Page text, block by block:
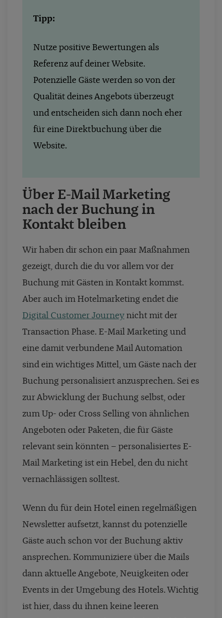
Tipp:
Nutze positive Bewertungen als
Referenz auf deiner Website.
Potenzielle Gäste werden so von der
Qualität deines Angebots überzeugt
und entscheiden sich dann noch eher
für eine Direktbuchung über die
Website.
Über E-Mail Marketing
nach der Buchung in
Kontakt bleiben
Wir haben dir schon ein paar Maßnahmen
gezeigt, durch die du vor allem vor der
Buchung mit Gästen in Kontakt kommst.
Aber auch im Hotelmarketing endet die
Digital Customer Journey nicht mit der
Transaction Phase. E-Mail Marketing und
eine damit verbundene Mail Automation
sind ein wichtiges Mittel, um Gäste nach der
Buchung personalisiert anzusprechen. Sei es
zur Abwicklung der Buchung selbst, oder
zum Up- oder Cross Selling von ähnlichen
Angeboten oder Paketen, die für Gäste
relevant sein könnten – personalisiertes E-
Mail Marketing ist ein Hebel, den du nicht
vernachlässigen solltest.
Wenn du für dein Hotel einen regelmäßigen
Newsletter aufsetzt, kannst du potenzielle
Gäste auch schon vor der Buchung aktiv
ansprechen. Kommuniziere über die Mails
dann aktuelle Angebote, Neuigkeiten oder
Events in der Umgebung des Hotels. Wichtig
ist hier, dass du ihnen keine leeren